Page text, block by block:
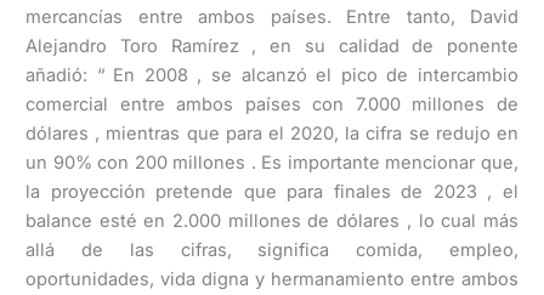
mercancías entre ambos países. Entre tanto, David
Alejandro Toro Ramírez , en su calidad de ponente
añadió: “ En 2008 , se alcanzó el pico de intercambio
comercial entre ambos países con 7.000 millones de
dólares , mientras que para el 2020, la cifra se redujo en
un 90% con 200 millones . Es importante mencionar que,
la proyección pretende que para finales de 2023 , el
balance esté en 2.000 millones de dólares , lo cual más
allá de las cifras, significa comida, empleo,
oportunidades, vida digna y hermanamiento entre ambos